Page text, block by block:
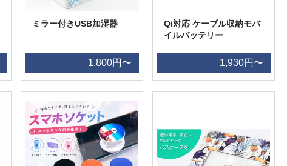
ミラー付きUSB加湿器
1,800円〜
Qi対応 ケーブル収納モバ
イルバッテリー
1,930円〜